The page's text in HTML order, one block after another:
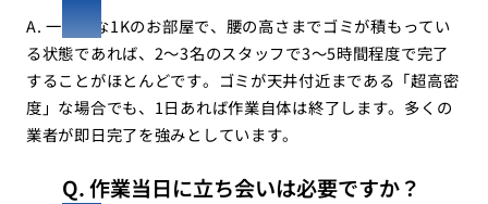
A. 一般的な1Kのお部屋で、腰の高さまでゴミが積もってい
る状態であれば、2〜3名のスタッフで3〜5時間程度で完了
することがほとんどです。ゴミが天井付近まである「超高密
度」な場合でも、1日あれば作業自体は終了します。多くの
業者が即日完了を強みとしています。
Q. 作業当日に立ち会いは必要ですか？